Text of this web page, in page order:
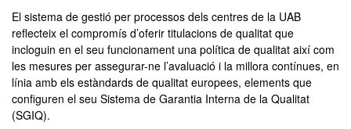
El sistema de gestió per processos dels centres de la UAB
reflecteix el compromís d’oferir titulacions de qualitat que
incloguin en el seu funcionament una política de qualitat així com
les mesures per assegurar-ne l’avaluació i la millora contínues, en
línia amb els estàndards de qualitat europees, elements que
configuren el seu Sistema de Garantia Interna de la Qualitat
(SGIQ).